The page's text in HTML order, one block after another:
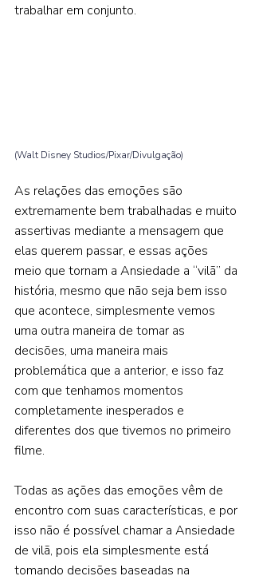
trabalhar em conjunto.
(Walt Disney Studios/Pixar/Divulgação)
As relações das emoções são
extremamente bem trabalhadas e muito
assertivas mediante a mensagem que
elas querem passar, e essas ações
meio que tornam a Ansiedade a “vilã” da
história, mesmo que não seja bem isso
que acontece, simplesmente vemos
uma outra maneira de tomar as
decisões, uma maneira mais
problemática que a anterior, e isso faz
com que tenhamos momentos
completamente inesperados e
diferentes dos que tivemos no primeiro
filme.
Todas as ações das emoções vêm de
encontro com suas características, e por
isso não é possível chamar a Ansiedade
de vilã, pois ela simplesmente está
tomando decisões baseadas na